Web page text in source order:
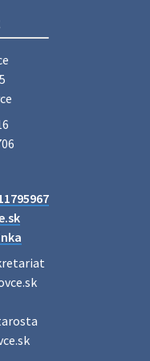
Dubovce
príslušníkov aj
kúpalisko
Tím
v piatich kľúčových
2026 V obci